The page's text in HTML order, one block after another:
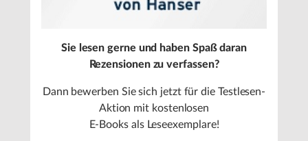
Sie lesen gerne und haben Spaß daran
Rezensionen zu verfassen?
Dann bewerben Sie sich jetzt für die Testlesen-
Aktion mit kostenlosen
E-Books als Leseexemplare!